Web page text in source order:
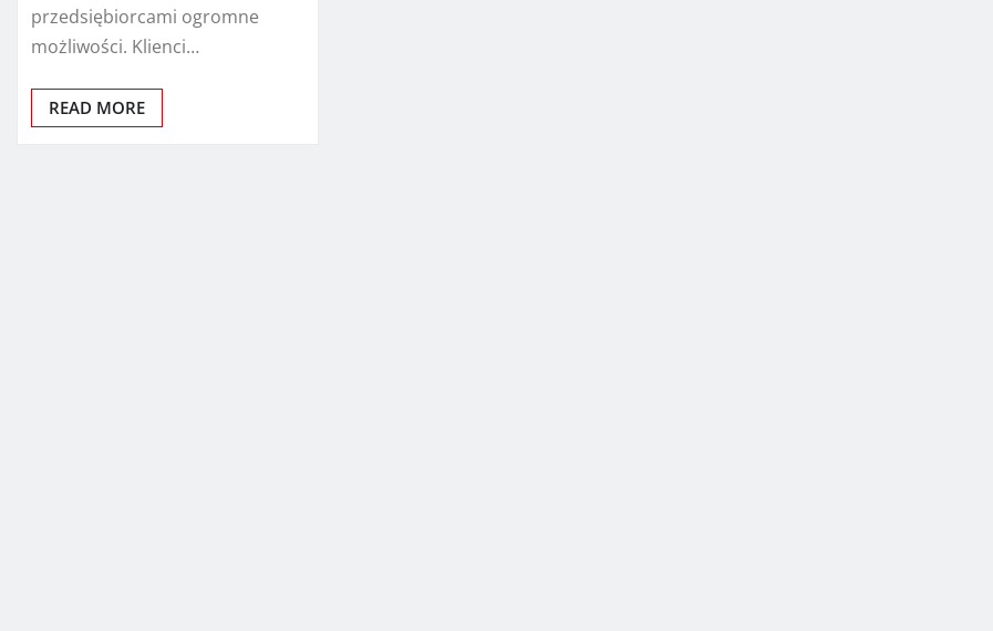
przedsiębiorcami ogromne
możliwości. Klienci…
READ MORE